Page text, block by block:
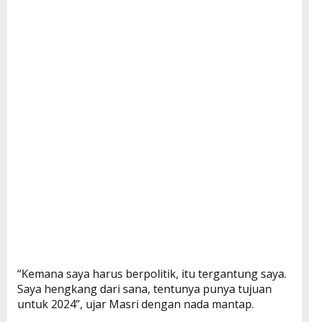
“Kemana saya harus berpolitik, itu tergantung saya.
Saya hengkang dari sana, tentunya punya tujuan
untuk 2024”, ujar Masri dengan nada mantap.